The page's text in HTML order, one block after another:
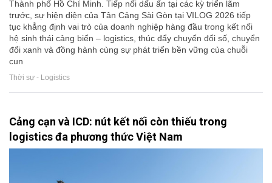
Thành phố Hồ Chí Minh. Tiếp nối dấu ấn tại các kỳ triển lãm
trước, sự hiện diện của Tân Cảng Sài Gòn tại VILOG 2026 tiếp
tục khẳng định vai trò của doanh nghiệp hàng đầu trong kết nối
hệ sinh thái cảng biển – logistics, thúc đẩy chuyển đổi số, chuyển
đổi xanh và đồng hành cùng sự phát triển bền vững của chuỗi
cun
Thời sự - Logistics
Cảng cạn và ICD: nút kết nối còn thiếu trong
logistics đa phương thức Việt Nam